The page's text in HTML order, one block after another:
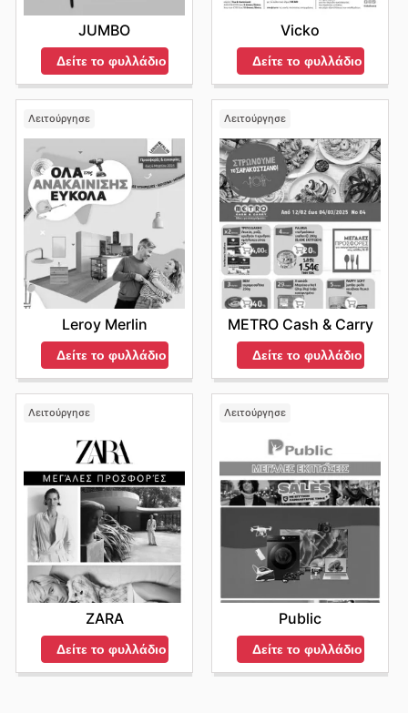
JUMBO
Δείτε το φυλλάδιο
Vicko
Δείτε το φυλλάδιο
Λειτούργησε
Leroy Merlin
Δείτε το φυλλάδιο
Λειτούργησε
METRO Cash & Carry
Δείτε το φυλλάδιο
Λειτούργησε
ZARA
Δείτε το φυλλάδιο
Λειτούργησε
Public
Δείτε το φυλλάδιο